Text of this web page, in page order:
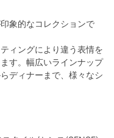
象的なコレクションで
ィングにより違う表情を
す。幅広いラインナップ
ディナーまで、様々なシ